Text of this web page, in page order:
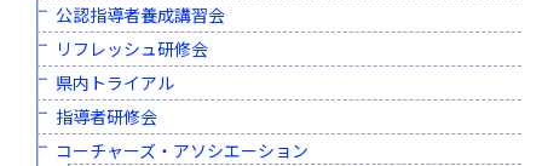
公認指導者養成講習会
リフレッシュ研修会
県内トライアル
指導者研修会
コーチャーズ・アソシエーション